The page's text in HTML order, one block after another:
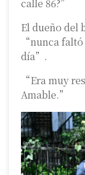
calle 86?”
El dueño del
“nunca
día”.
“Era muy
Amable.”